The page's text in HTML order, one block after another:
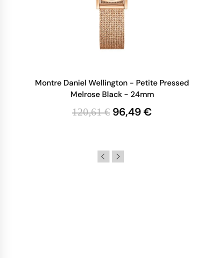
Montre Daniel Wellington - Petite Pressed
Melrose Black - 24mm
120,61 € 96,49 €